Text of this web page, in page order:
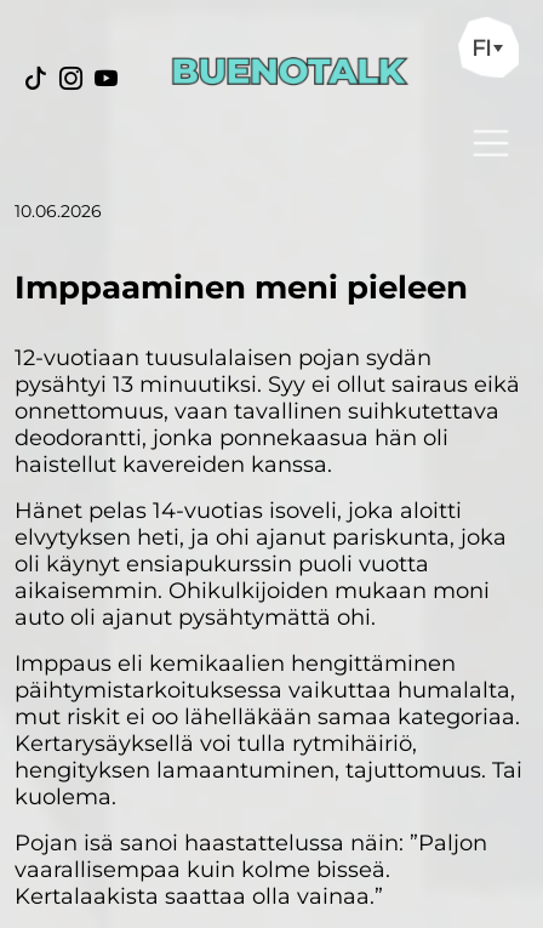
FI
10.06.2026
Imppaaminen meni pieleen
12-vuotiaan tuusulalaisen pojan sydän
pysähtyi 13 minuutiksi. Syy ei ollut sairaus eikä
onnettomuus, vaan tavallinen suihkutettava
deodorantti, jonka ponnekaasua hän oli
haistellut kavereiden kanssa.
Hänet pelas 14-vuotias isoveli, joka aloitti
elvytyksen heti, ja ohi ajanut pariskunta, joka
oli käynyt ensiapukurssin puoli vuotta
aikaisemmin. Ohikulkijoiden mukaan moni
auto oli ajanut pysähtymättä ohi.
Imppaus eli kemikaalien hengittäminen
päihtymistarkoituksessa vaikuttaa humalalta,
mut riskit ei oo lähelläkään samaa kategoriaa.
Kertarysäyksellä voi tulla rytmihäiriö,
hengityksen lamaantuminen, tajuttomuus. Tai
kuolema.
Pojan isä sanoi haastattelussa näin: ”Paljon
vaarallisempaa kuin kolme bisseä.
Kertalaakista saattaa olla vainaa.”